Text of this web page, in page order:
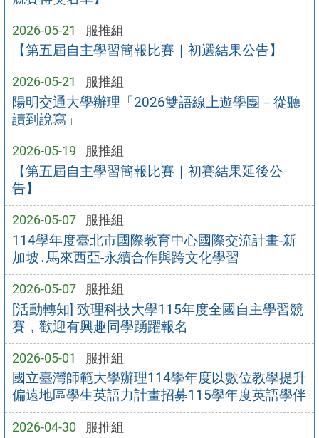
2026-05-21 服推組
【第五屆自主學習簡報比賽｜初選結果公告】
2026-05-21 服推組
陽明交通大學辦理「2026雙語線上遊學團－從聽
讀到說寫」
2026-05-19 服推組
【第五屆自主學習簡報比賽｜初賽結果延後公
告】
2026-05-07 服推組
114學年度臺北市國際教育中心國際交流計畫-新
加坡․馬來西亞-永續合作與跨文化學習
2026-05-07 服推組
[活動轉知] 致理科技大學115年度全國自主學習競
賽，歡迎有興趣同學踴躍報名
2026-05-01 服推組
國立臺灣師範大學辦理114學年度以數位教學提升
偏遠地區學生英語力計畫招募115學年度英語學伴
2026-04-30 服推組